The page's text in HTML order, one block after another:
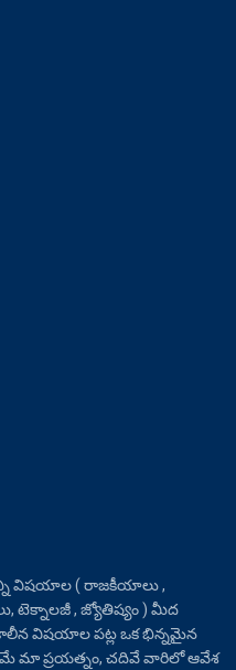
విషయాల ( రాజకీయాలు ,
టెక్నాలజీ , జ్యోతిష్యం ) మీద
విషయాల పట్ల ఒక భిన్నమైన
మా ప్రయత్నం, చదివే వారిలో ఆవేశ